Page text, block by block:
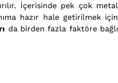
İçerisinde pek çok metal
hazır hale getirilmek için
da birden fazla faktöre bağlı